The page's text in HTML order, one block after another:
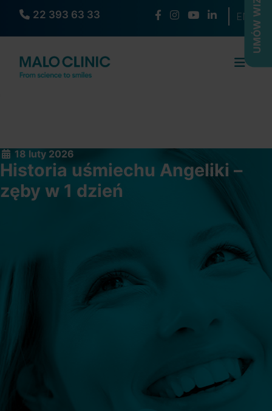
Wybierz
EN
22 393 63 33
18 luty 2026
Historia uśmiechu Angeliki –
zęby w 1 dzień